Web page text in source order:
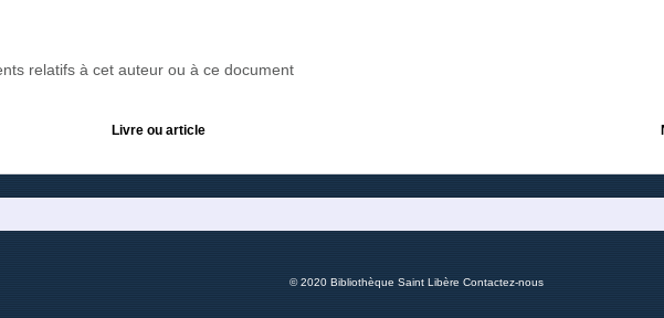
relatifs à cet auteur ou à ce document
Livre ou article
© 2020 Bibliothèque Saint Libère Contactez-nous